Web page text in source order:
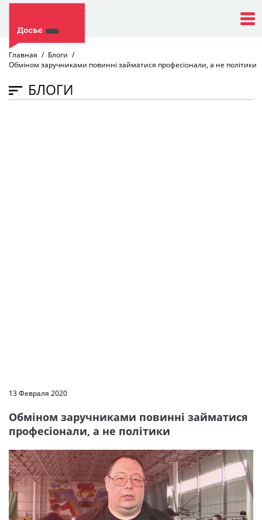
Главная
Блоги
Обміном заручниками повинні займатися професіонали, а не політики
БЛОГИ
13 Февраля 2020
Обміном заручниками повинні займатися
професіонали, а не політики